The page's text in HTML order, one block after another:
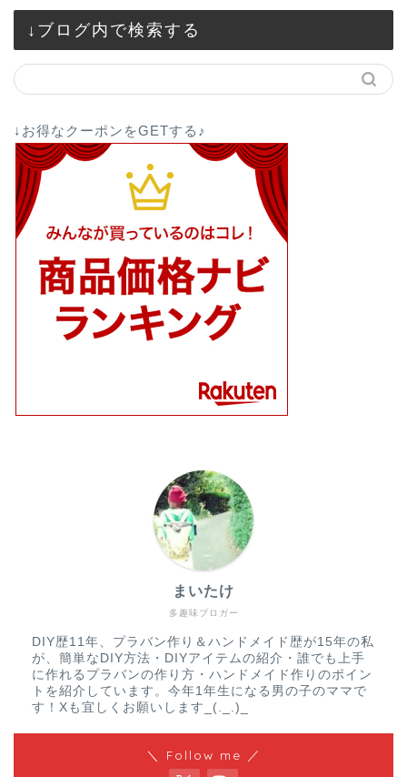
↓ブログ内で検索する
↓お得なクーポンをGETする♪
多趣味ブロガー
まいたけ
DIY歴11年、プラバン作り＆ハンドメイド歴が15年の私
が、簡単なDIY方法・DIYアイテムの紹介・誰でも上手
に作れるプラバンの作り方・ハンドメイド作りのポイン
トを紹介しています。今年1年生になる男の子のママで
す！Xも宜しくお願いします_(._.)_
＼ Follow me ／